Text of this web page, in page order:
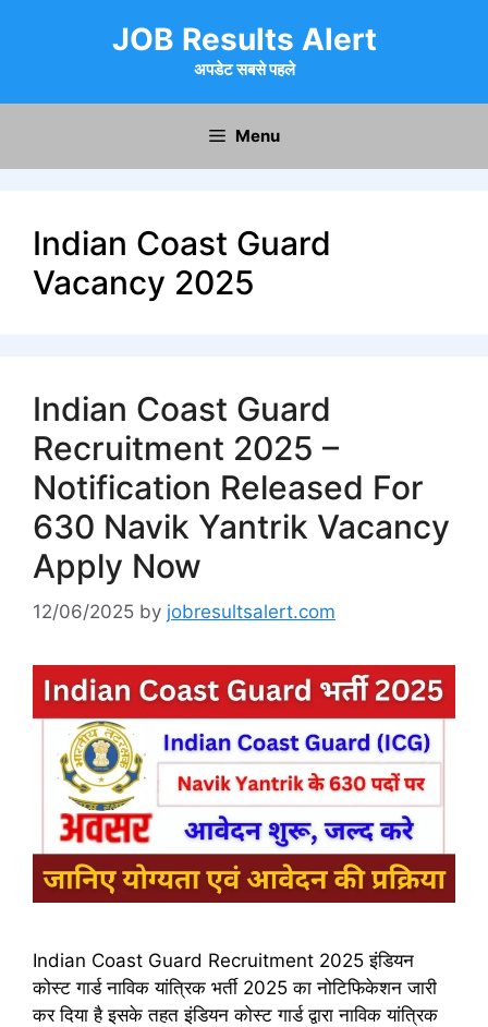
JOB Results Alert
अपडेट सबसे पहले
Menu
Indian Coast Guard
Vacancy 2025
Indian Coast Guard
Recruitment 2025 –
Notification Released For
630 Navik Yantrik Vacancy
Apply Now
12/06/2025 by jobresultsalert.com
Indian Coast Guard Recruitment 2025 इंडियन
कोस्ट गार्ड नाविक यांत्रिक भर्ती 2025 का नोटिफिकेशन जारी
कर दिया है इसके तहत इंडियन कोस्ट गार्ड द्वारा नाविक यांत्रिक